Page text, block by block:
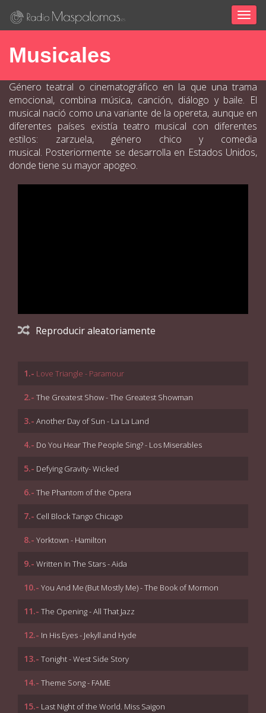
Musicales
Género teatral o cinematográfico en la que una trama
emocional, combina música, canción, diálogo y baile. El
musical nació como una variante de la opereta, aunque en
diferentes países existía teatro musical con diferentes
estilos: zarzuela, género chico y comedia
musical. Posteriormente se desarrolla en Estados Unidos,
donde tiene su mayor apogeo.
Reproducir aleatoriamente
1.- Love Triangle - Paramour
2.- The Greatest Show - The Greatest Showman
3.- Another Day of Sun - La La Land
4.- Do You Hear The People Sing? - Los Miserables
5.- Defying Gravity- Wicked
6.- The Phantom of the Opera
7.- Cell Block Tango Chicago
8.- Yorktown - Hamilton
9.- Written In The Stars - Aida
10.- You And Me (But Mostly Me) - The Book of Mormon
11.- The Opening - All That Jazz
12.- In His Eyes - Jekyll and Hyde
13.- Tonight - West Side Story
14.- Theme Song - FAME
15.- Last Night of the World. Miss Saigon